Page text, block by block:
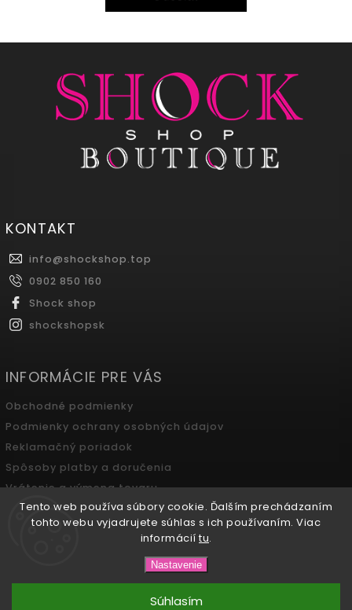
Tento web používa súbory cookie. Ďalším prechádzaním
tohto webu vyjadrujete súhlas s ich používaním. Viac
informácií tu.
Nastavenie
Súhlasím
KONTAKT
info@shockshop.top
0902 850 160
Shock shop
shockshopsk
INFORMÁCIE PRE VÁS
Obchodné podmienky
Podmienky ochrany osobných údajov
Reklamačný poriadok
Spôsoby platby a doručenia
Vrátenie a výmena tovaru
Odstúpenie od zmluvy
SHOCK SHOP Boutique
vyhradené.
a Adatelier| Design